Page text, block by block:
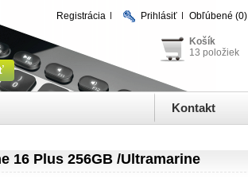
Registrácia Prihlásiť Obľúbené (0)
Košík
13 položiek
Kontakt
16 Plus 256GB /Ultramarine